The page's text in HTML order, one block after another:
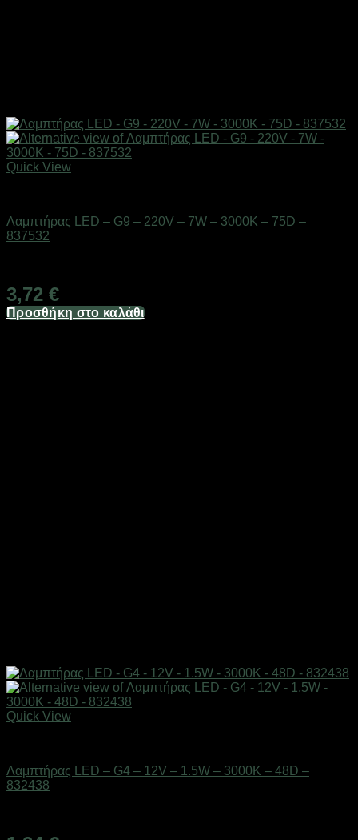
Quick View
Λαμπτήρας LED – G9 – 220V – 7W – 3000K – 75D –
837532
3,72 €
Προσθήκη στο καλάθι
Quick View
Λαμπτήρας LED – G4 – 12V – 1.5W – 3000K – 48D –
832438